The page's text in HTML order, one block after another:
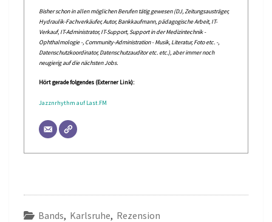
Bisher schon in allen möglichen Berufen tätig gewesen (DJ, Zeitungsausträger,
Hydraulik-Fachverkäufer, Autor, Bankkaufmann, pädagogische Arbeit, IT-
Verkauf, IT-Administrator, IT-Support, Support in der Medizintechnik -
Ophthalmologie -, Community-Administration - Musik, Literatur, Foto etc. -,
Datenschutzkoordinator, Datenschutzauditor etc. etc.), aber immer noch
neugierig auf die nächsten Jobs.
Hört gerade folgendes (Externer Link):
Jazznrhythm auf Last.FM
Bands, Karlsruhe, Rezension